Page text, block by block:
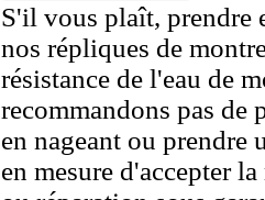
S'il vous plaît, prendre
nos répliques de
résistance de l'eau de
recommandons pas de
en nageant ou prendre
en mesure d'accepter